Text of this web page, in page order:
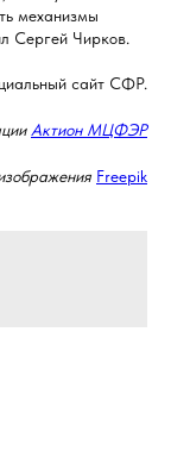
механизмы
Сергей Чирков.
сайт СФР.
Актион МЦФЭР
Freepik